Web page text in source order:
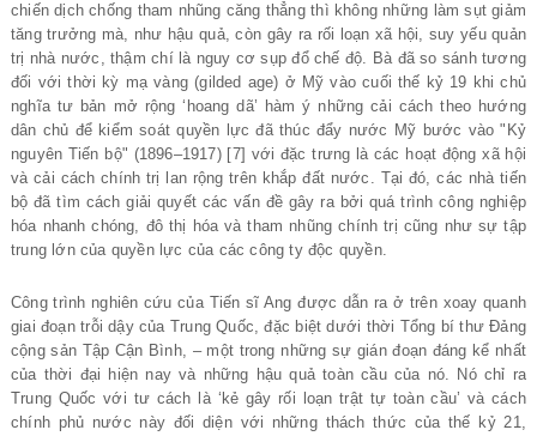
chiến dịch chống tham nhũng căng thẳng thì không những làm sụt giảm
tăng trưởng mà, như hậu quả, còn gây ra rối loạn xã hội, suy yếu quản
trị nhà nước, thậm chí là nguy cơ sụp đổ chế độ. Bà đã so sánh tương
đối với thời kỳ mạ vàng (gilded age) ở Mỹ vào cuối thế kỷ 19 khi chủ
nghĩa tư bản mở rộng ‘hoang dã’ hàm ý những cải cách theo hướng
dân chủ để kiểm soát quyền lực đã thúc đẩy nước Mỹ bước vào "Kỷ
nguyên Tiến bộ" (1896–1917) [7] với đặc trưng là các hoạt động xã hội
và cải cách chính trị lan rộng trên khắp đất nước. Tại đó, các nhà tiến
bộ đã tìm cách giải quyết các vấn đề gây ra bởi quá trình công nghiệp
hóa nhanh chóng, đô thị hóa và tham nhũng chính trị cũng như sự tập
trung lớn của quyền lực của các công ty độc quyền.
Công trình nghiên cứu của Tiến sĩ Ang được dẫn ra ở trên xoay quanh
giai đoạn trỗi dậy của Trung Quốc, đặc biệt dưới thời Tổng bí thư Đảng
cộng sản Tập Cận Bình, – một trong những sự gián đoạn đáng kể nhất
của thời đại hiện nay và những hậu quả toàn cầu của nó. Nó chỉ ra
Trung Quốc với tư cách là ‘kẻ gây rối loạn trật tự toàn cầu’ và cách
chính phủ nước này đối diện với những thách thức của thế kỷ 21,